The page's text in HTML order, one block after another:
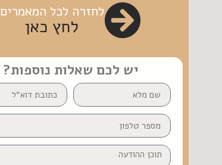
לחזרה לכל המאמרים
לחץ כאן
יש לכם שאלות נוספות?